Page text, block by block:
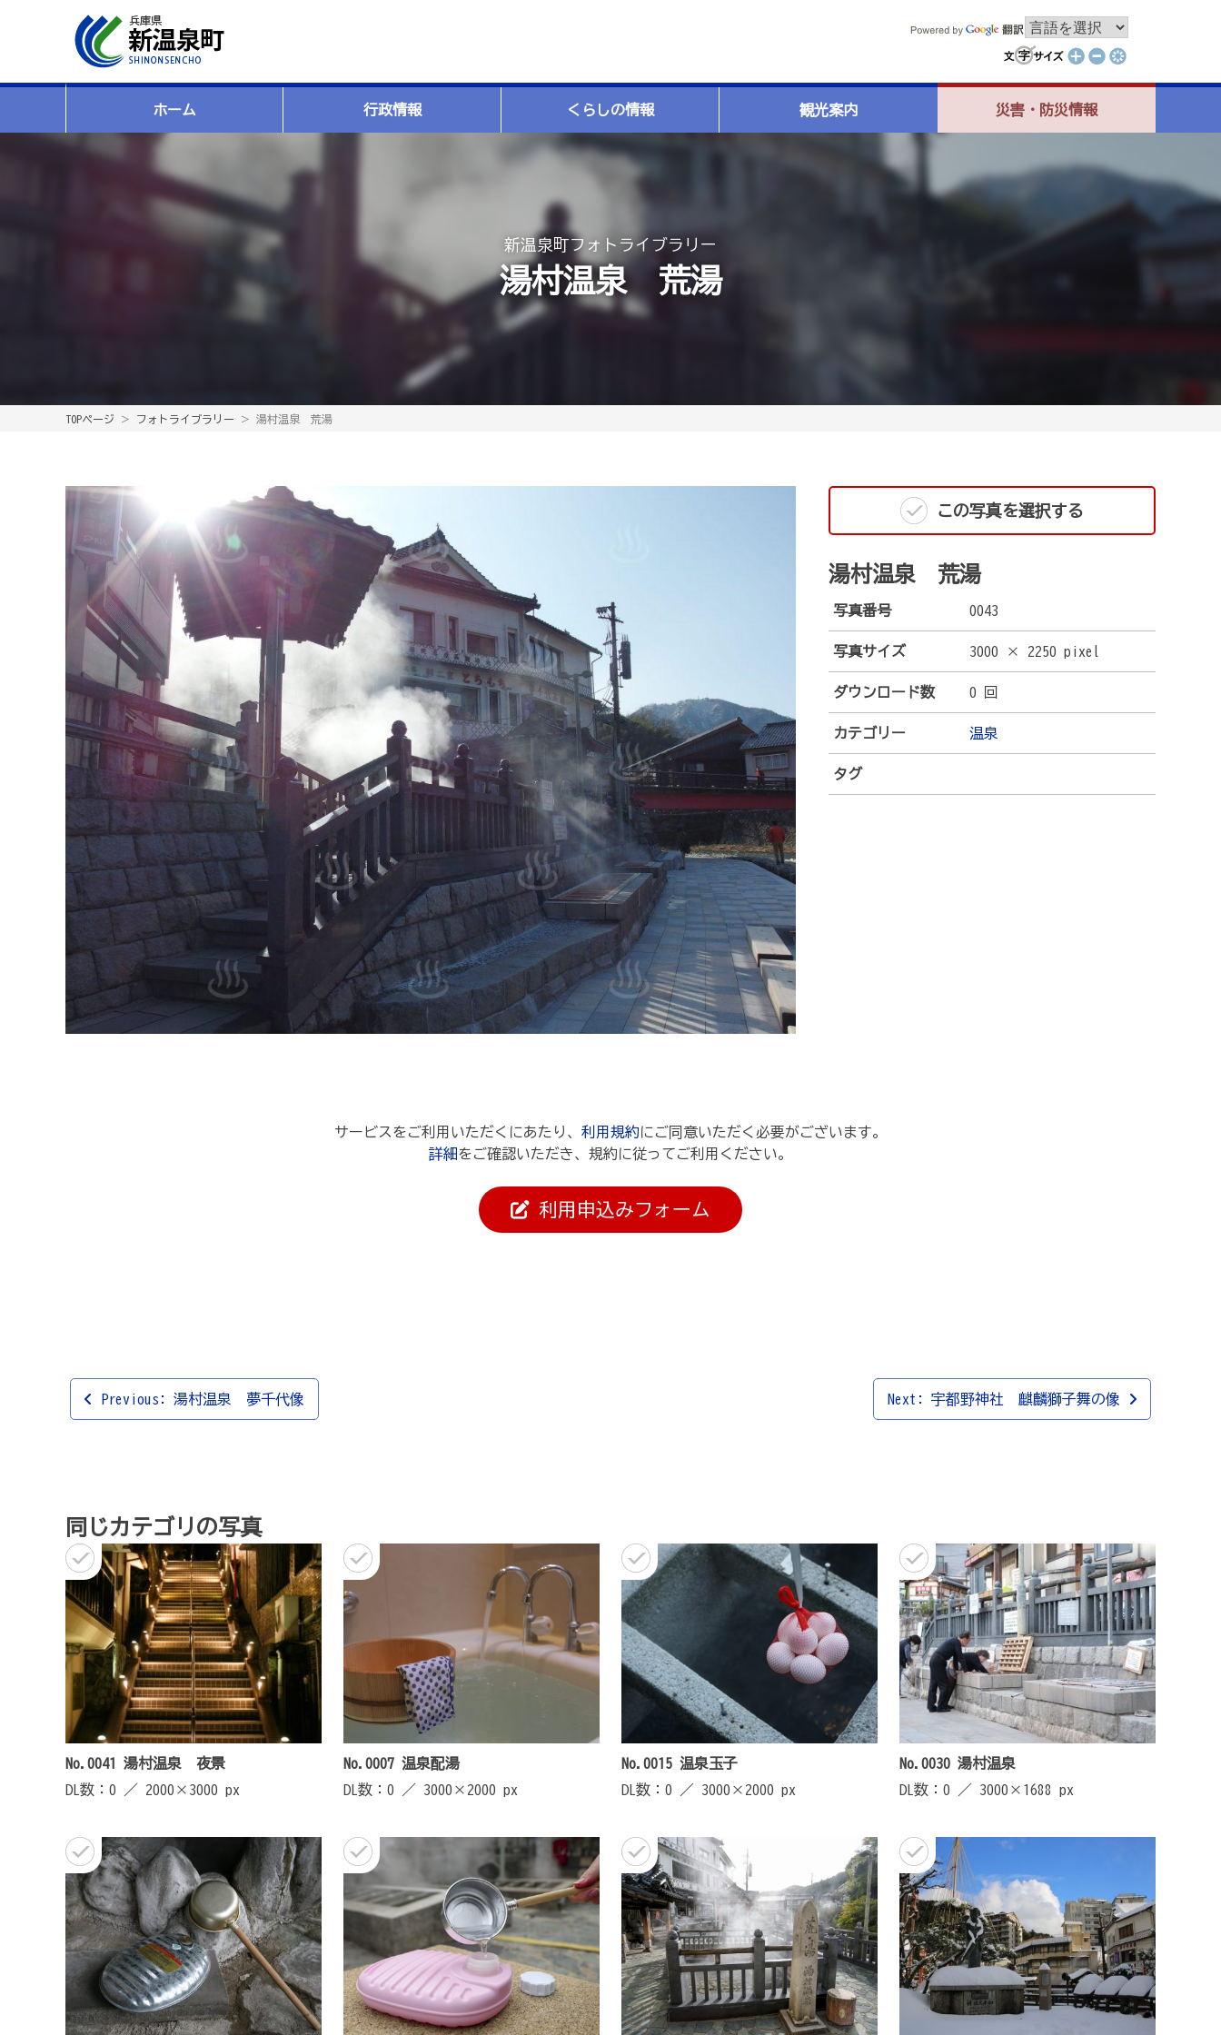
ホーム 行政情報 くらしの情報 観光案内 災害・防災情報
新温泉町フォトライブラリー
湯村温泉 荒湯
TOPページ ＞ フォトライブラリー ＞ 湯村温泉 荒湯
この写真を選択する
湯村温泉 荒湯
写真番号 0043
写真サイズ 3000 × 2250 pixel
ダウンロード数 0 回
カテゴリー 温泉
タグ
サービスをご利用いただくにあたり、 利用規約にご同意いただく必要がございます。
詳細をご確認いただき、規約に従ってご利用ください。
利用申込みフォーム
Previous: 湯村温泉 夢千代像 Next: 宇都野神社 麒麟獅子舞の像
同じカテゴリの写真
No.0041 湯村温泉 夜景
DL数：0 ／ 2000×3000 px
No.0007 温泉配湯
DL数：0 ／ 3000×2000 px
No.0015 温泉玉子
DL数：0 ／ 3000×2000 px
No.0030 湯村温泉
DL数：0 ／ 3000×1688 px